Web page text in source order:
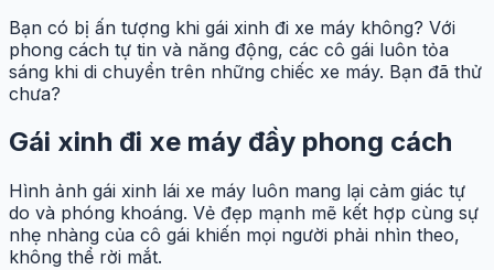
Bạn có bị ấn tượng khi gái xinh đi xe máy không? Với
phong cách tự tin và năng động, các cô gái luôn tỏa
sáng khi di chuyển trên những chiếc xe máy. Bạn đã thử
chưa?
Gái xinh đi xe máy đầy phong cách
Hình ảnh gái xinh lái xe máy luôn mang lại cảm giác tự
do và phóng khoáng. Vẻ đẹp mạnh mẽ kết hợp cùng sự
nhẹ nhàng của cô gái khiến mọi người phải nhìn theo,
không thể rời mắt.